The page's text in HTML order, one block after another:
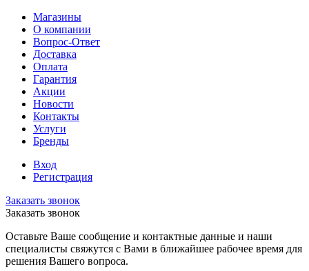
Магазины
О компании
Вопрос-Ответ
Доставка
Оплата
Гарантия
Акции
Новости
Контакты
Услуги
Бренды
Вход
Регистрация
Заказать звонок
Заказать звонок
Оставьте Ваше сообщение и контактные данные и наши
специалисты свяжутся с Вами в ближайшее рабочее время для
решения Вашего вопроса.